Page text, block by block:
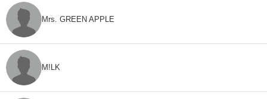
Mrs. GREEN APPLE
M!LK